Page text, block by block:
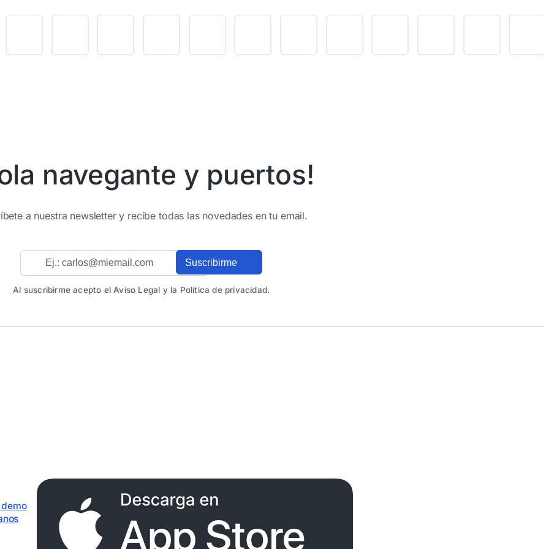
navegante y puertos!
a nuestra newsletter y recibe todas las novedades en tu email.
Al suscribirme acepto el Aviso Legal y la Política de privacidad.